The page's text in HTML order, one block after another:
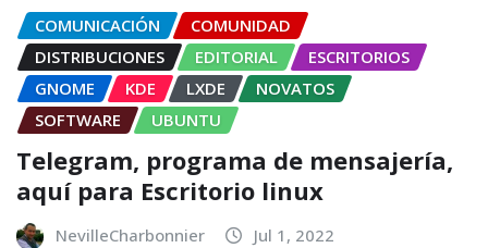
COMUNICACIÓN
COMUNIDAD
DISTRIBUCIONES
EDITORIAL
ESCRITORIOS
GNOME
KDE LXDE
NOVATOS
SOFTWARE
UBUNTU
Telegram, programa de mensajería,
aquí para Escritorio linux
NevilleCharbonnier Jul 1, 2022